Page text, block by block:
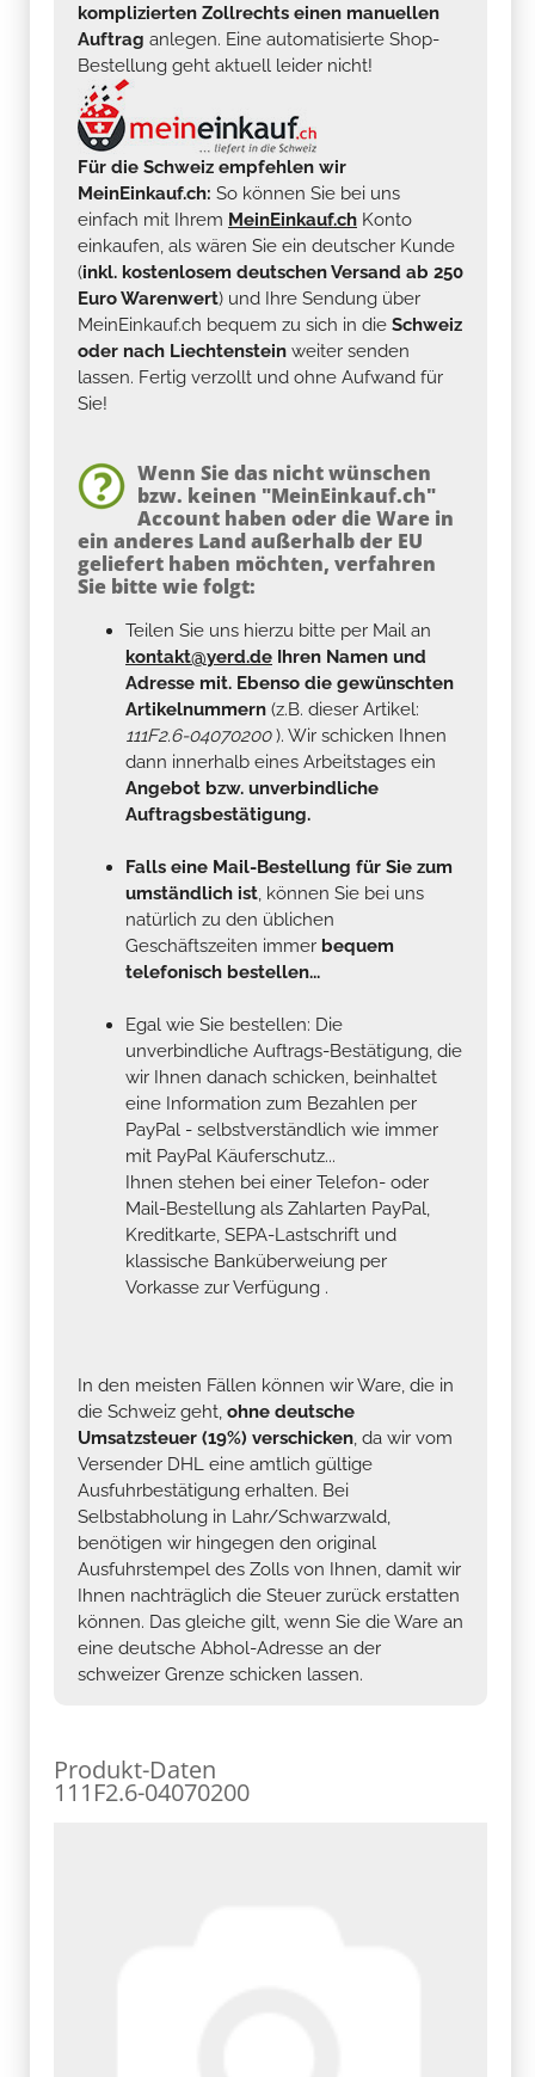
komplizierten Zollrechts einen manuellen
Auftrag anlegen. Eine automatisierte Shop-
Bestellung geht aktuell leider nicht!
Für die Schweiz empfehlen wir
MeinEinkauf.ch: So können Sie bei uns
einfach mit Ihrem MeinEinkauf.ch Konto
einkaufen, als wären Sie ein deutscher Kunde
(inkl. kostenlosem deutschen Versand ab 250
Euro Warenwert) und Ihre Sendung über
MeinEinkauf.ch bequem zu sich in die Schweiz
oder nach Liechtenstein weiter senden
lassen. Fertig verzollt und ohne Aufwand für
Sie!
Wenn Sie das nicht wünschen
bzw. keinen "MeinEinkauf.ch"
Account haben oder die Ware in
ein anderes Land außerhalb der EU
geliefert haben möchten, verfahren
Sie bitte wie folgt:
Teilen Sie uns hierzu bitte per Mail an
kontakt@yerd.de Ihren Namen und
Adresse mit. Ebenso die gewünschten
Artikelnummern (z.B. dieser Artikel:
111F2.6-04070200). Wir schicken Ihnen
dann innerhalb eines Arbeitstages ein
Angebot bzw. unverbindliche
Auftragsbestätigung.
Falls eine Mail-Bestellung für Sie zum
umständlich ist, können Sie bei uns
natürlich zu den üblichen
Geschäftszeiten immer bequem
telefonisch bestellen...
Egal wie Sie bestellen: Die
unverbindliche Auftrags-Bestätigung, die
wir Ihnen danach schicken, beinhaltet
eine Information zum Bezahlen per
PayPal - selbstverständlich wie immer
mit PayPal Käuferschutz...
Ihnen stehen bei einer Telefon- oder
Mail-Bestellung als Zahlarten PayPal,
Kreditkarte, SEPA-Lastschrift und
klassische Banküberweiung per
Vorkasse zur Verfügung .
In den meisten Fällen können wir Ware, die in
die Schweiz geht, ohne deutsche
Umsatzsteuer (19%) verschicken, da wir vom
Versender DHL eine amtlich gültige
Ausfuhrbestätigung erhalten. Bei
Selbstabholung in Lahr/Schwarzwald,
benötigen wir hingegen den original
Ausfuhrstempel des Zolls von Ihnen, damit wir
Ihnen nachträglich die Steuer zurück erstatten
können. Das gleiche gilt, wenn Sie die Ware an
eine deutsche Abhol-Adresse an der
schweizer Grenze schicken lassen.
Produkt-Daten
111F2.6-04070200